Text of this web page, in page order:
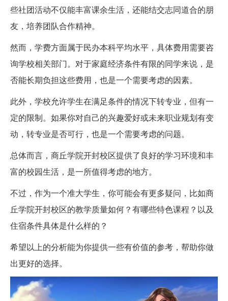
些社团活动不仅能丰富课余生活，还能结交志同道合的朋
友，培养团队合作精神。
然而，学费方面属于民办本科平均水平，具体费用需要咨
询学校相关部门。对于家庭经济条件有限的同学来说，是
否能长期负担这些费用，也是一个需要考虑的因素。
此外，学校允许学生在满足条件的情况下转专业，但有一
定的限制。如果你对自己的兴趣爱好或未来职业规划有变
动，转专业是否可行，也是一个需要考虑的问题。
总体而言，商丘学院开封校区提供了良好的学习环境和丰
富的校园生活，是一所值得考虑的地方。
不过，作为一个准大学生，你可能会有更多疑问，比如商
丘学院开封校区的教学质量如何？有哪些特色课程？以及
住宿条件具体是什么样的？
希望以上的分析能为你提供一些有价值的参考，帮助你做
出更好的选择。